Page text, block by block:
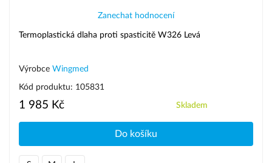
Zanechat hodnocení
Termoplastická dlaha proti spasticitě W326 Levá
Výrobce Wingmed
Kód produktu: 105831
1 985 Kč Skladem
Do košíku